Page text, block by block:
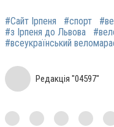
#Сайт Ірпеня #спорт
#з Ірпеня до Львова
#всеукраїнський
Редакція "04597"